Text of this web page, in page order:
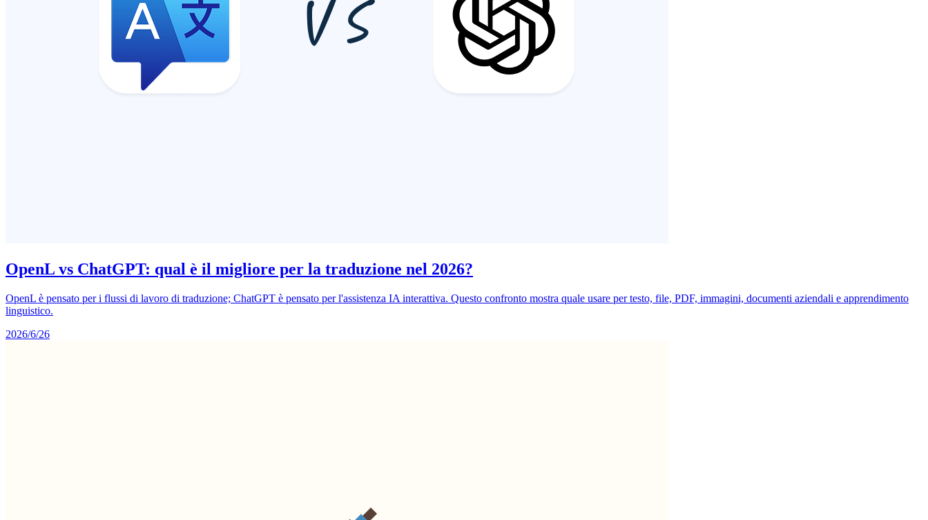
OpenL vs ChatGPT: qual è il migliore per la traduzione nel 2026?
OpenL è pensato per i flussi di lavoro di traduzione; ChatGPT è pensato per l'assistenza IA interattiva. Questo confronto mostra quale usare per testo, file, PDF, immagini, documenti aziendali e apprendimento
linguistico.
2026/6/26